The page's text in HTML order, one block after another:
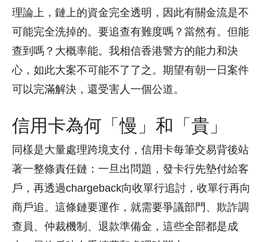
理論上，鏈上的資金完全透明，因此有關金流是不
可能完全洗掉的。要追查有難度嗎？當然有。但能
查到嗎？大概率能。我相信香港警方的能力和決
心，如此大案不可能不了了之。期望有朝一日案件
可以完滿解決，還受害人一個公道。
信用卡為何「慢」和「貴」
同樣是大量處理跨境支付，信用卡每筆交易背後站
著一整條責任鏈：一旦出問題，發卡行先墊付給客
戶，再透過chargeback向收單行追討，收單行再向
商戶追。這條鏈要運作，就需要爭議部門、欺詐調
查員、仲裁機制、退款準備金，這些全部都是成